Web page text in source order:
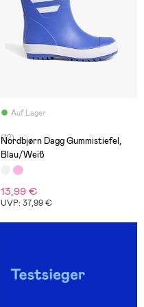
Auf Lager
(12)
Nordbjørn Dagg Gummistiefel,
Blau/Weiß
13,99 €
UVP: 37,99 €